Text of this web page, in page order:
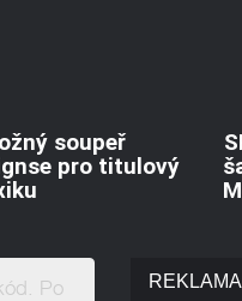
soupeř
pro titulový
Po
REKLAMA